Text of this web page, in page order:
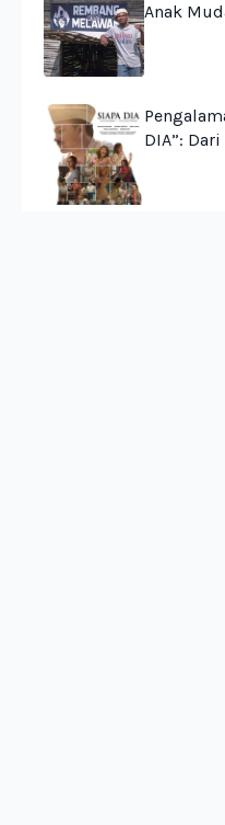
Anak
DIA”: